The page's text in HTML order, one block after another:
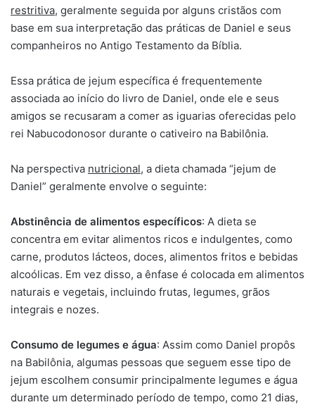
restritiva, geralmente seguida por alguns cristãos com
base em sua interpretação das práticas de Daniel e seus
companheiros no Antigo Testamento da Bíblia.
Essa prática de jejum específica é frequentemente
associada ao início do livro de Daniel, onde ele e seus
amigos se recusaram a comer as iguarias oferecidas pelo
rei Nabucodonosor durante o cativeiro na Babilônia.
Na perspectiva nutricional, a dieta chamada “jejum de
Daniel” geralmente envolve o seguinte:
Abstinência de alimentos específicos: A dieta se
concentra em evitar alimentos ricos e indulgentes, como
carne, produtos lácteos, doces, alimentos fritos e bebidas
alcoólicas. Em vez disso, a ênfase é colocada em alimentos
naturais e vegetais, incluindo frutas, legumes, grãos
integrais e nozes.
Consumo de legumes e água: Assim como Daniel propôs
na Babilônia, algumas pessoas que seguem esse tipo de
jejum escolhem consumir principalmente legumes e água
durante um determinado período de tempo, como 21 dias,